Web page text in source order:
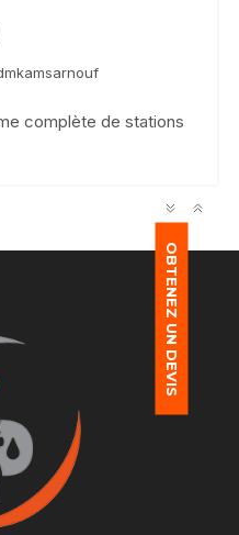
complète de stations
OBTENEZ UN DEVIS